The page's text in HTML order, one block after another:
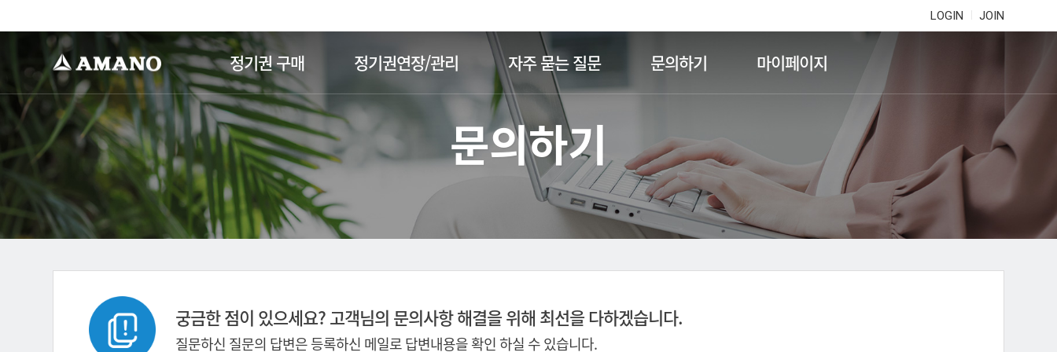
LOGIN JOIN
정기권 구매 정기권연장/관리 자주 묻는 질문 문의하기 마이페이지
문의하기
궁금한 점이 있으세요? 고객님의 문의사항 해결을 위해 최선을 다하겠습니다.
질문하신 질문의 답변은 등록하신 메일로 답변내용을 확인 하실 수 있습니다.